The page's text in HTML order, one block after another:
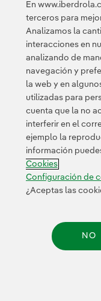
Informe
Cuentas
informe
2019
informe
2019
Informe
En
terceros para
Analizamos la
interacciones en
analizando de
navegación y
la web y en
utilizadas para
cuenta que la no
interferir en el
ejemplo la
información
Cookies
Configuración de
¿Aceptas las
NO